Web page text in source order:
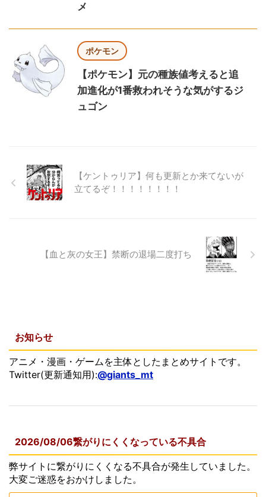
メ
ポケモン
【ポケモン】元の種族値考えると追
加進化が1番救われそうな気がするジ
ュゴン
【ケントゥリア】何も更新とか来てないが
立てるぞ！！！！！！！！
【血と灰の女王】禁断の退場二度打ち
お知らせ
アニメ・漫画・ゲームを主体としたまとめサイトです。
Twitter(更新通知用):@giants_mt
2026/08/06繋がりにくくなっている不具合
弊サイトに繋がりにくくなる不具合が発生していました。
大変ご迷惑をおかけしました。